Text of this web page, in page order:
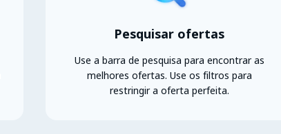
Pesquisar ofertas
Use a barra de pesquisa para encontrar as
melhores ofertas. Use os filtros para
restringir a oferta perfeita.